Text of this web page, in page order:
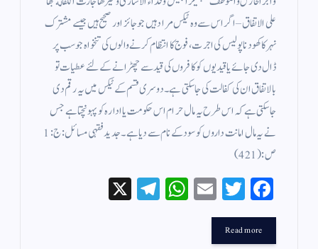
على الاتفاق – اگر اس سے وہ ٹیکس مراد ہیں جو جائز اور صحیح ہیں جیسے مشترک
نہر کا کھودنا پولیس کی اجرت ، فوج کا انتظام کرنے والوں کی تنخواہ جو سب پر
ڈال دی جائے یا قیدیوں کو کافروں کی قید سے چھڑانے کے لئے عطیات تو
بالاتفاق ان کی کفالت کی جا سکتی ہے ۔ دوسری قسم کے ٹیکس میں یہ رقم دی
جاسکتی ہے کہ اس طرح یہ مال حرام اس حکومت یا ادارہ کو پہونچتا ہے جس
نے یہ مال امانت داروں کو سود کے نام سے دیا ہے ۔ جدید فقہی مسائل : ج : 1
ص: (421 )
Fa
ce
bo
T
wi
E
m
W
ha
Te
le
Read more